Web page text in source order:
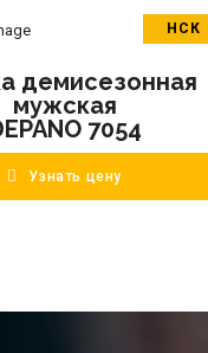
НСК
ПОДРОБНЕЕ
демисезонная
мужская
7054
Узнать цену